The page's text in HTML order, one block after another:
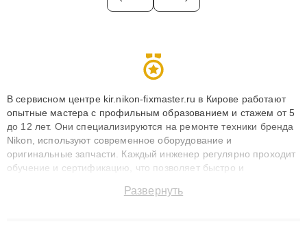
В сервисном центре kir.nikon-fixmaster.ru в Кирове работают
опытные мастера с профильным образованием и стажем от 5
до 12 лет. Они специализируются на ремонте техники бренда
Nikon, используют современное оборудование и
оригинальные запчасти. Каждый инженер регулярно проходит
обучение и сертификацию, что позволяет быстро и
сохранением гарантии до 3 лет. Наши мастера решают
Развернуть